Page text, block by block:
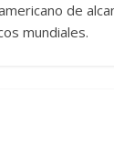
de
mundiales.